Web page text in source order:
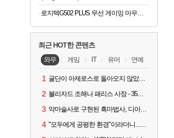
로지텍G502 PLUS 무선 게이밍 마우스 블랙
최근 HOT한 콘텐츠
와우 게임 IT 유머 연예
1 굴단이 아제로스로 돌아오지 않았다면? 와우 클래식+ 주목
2 블리자드 조해나 패리스 사장 - 35년 역사, 그리고 비전
3 악마술사로 구현된 흑마법사, 디아4 x 와우 콜라보 살펴보기
4 "모두에게 공평한 환경"이라더니...여전히 살아있는 애드온